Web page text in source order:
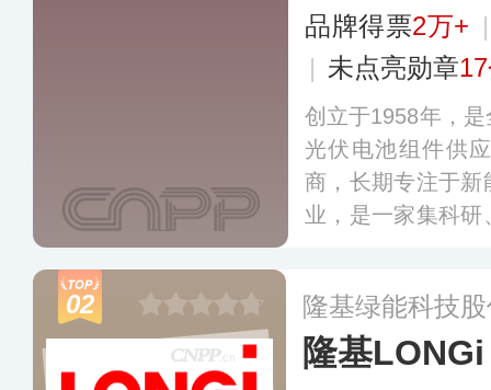
品牌得票2万+
| 未点亮勋章
创立于1958年，
光伏电池组件供
商，长期专注于
业，是一家集科
全球光伏行业硅
制造标杆。更多
02 隆基绿能科技
隆基LONGi